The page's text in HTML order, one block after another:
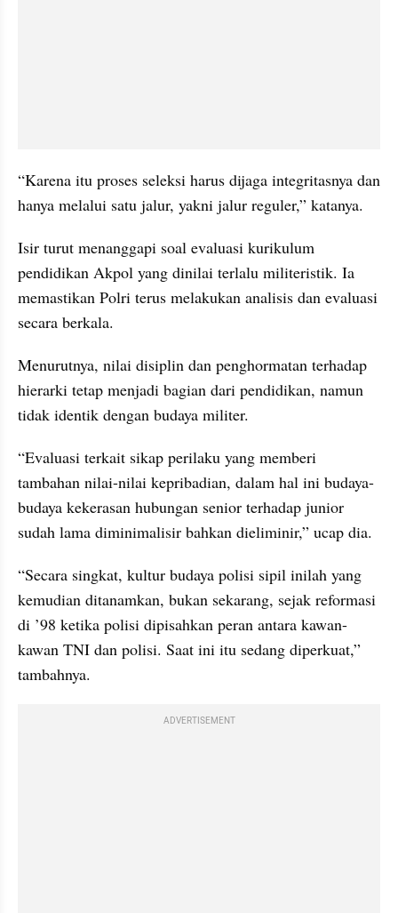
“Karena itu proses seleksi harus dijaga integritasnya dan
hanya melalui satu jalur, yakni jalur reguler,” katanya.
Isir turut menanggapi soal evaluasi kurikulum
pendidikan Akpol yang dinilai terlalu militeristik. Ia
memastikan Polri terus melakukan analisis dan evaluasi
secara berkala.
Menurutnya, nilai disiplin dan penghormatan terhadap
hierarki tetap menjadi bagian dari pendidikan, namun
tidak identik dengan budaya militer.
“Evaluasi terkait sikap perilaku yang memberi
tambahan nilai-nilai kepribadian, dalam hal ini budaya-
budaya kekerasan hubungan senior terhadap junior
sudah lama diminimalisir bahkan dieliminir,” ucap dia.
“Secara singkat, kultur budaya polisi sipil inilah yang
kemudian ditanamkan, bukan sekarang, sejak reformasi
di ’98 ketika polisi dipisahkan peran antara kawan-
kawan TNI dan polisi. Saat ini itu sedang diperkuat,”
tambahnya.
ADVERTISEMENT